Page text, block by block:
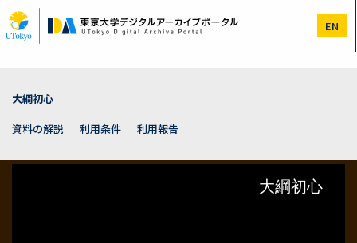
イ
ン
EN
大綱初心
資料の解説
利用条件 利用報告